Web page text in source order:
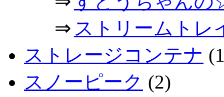
⇒ ストリームトレ
ストレージコンテナ
スノーピーク (2)